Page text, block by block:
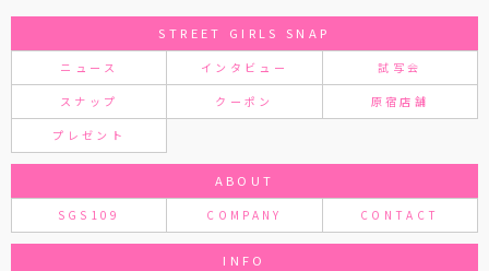
STREET GIRLS SNAP
ニュース インタビュー 試写会
スナップ クーポン 原宿店舗
プレゼント
ABOUT
SGS109 COMPANY CONTACT
INFO